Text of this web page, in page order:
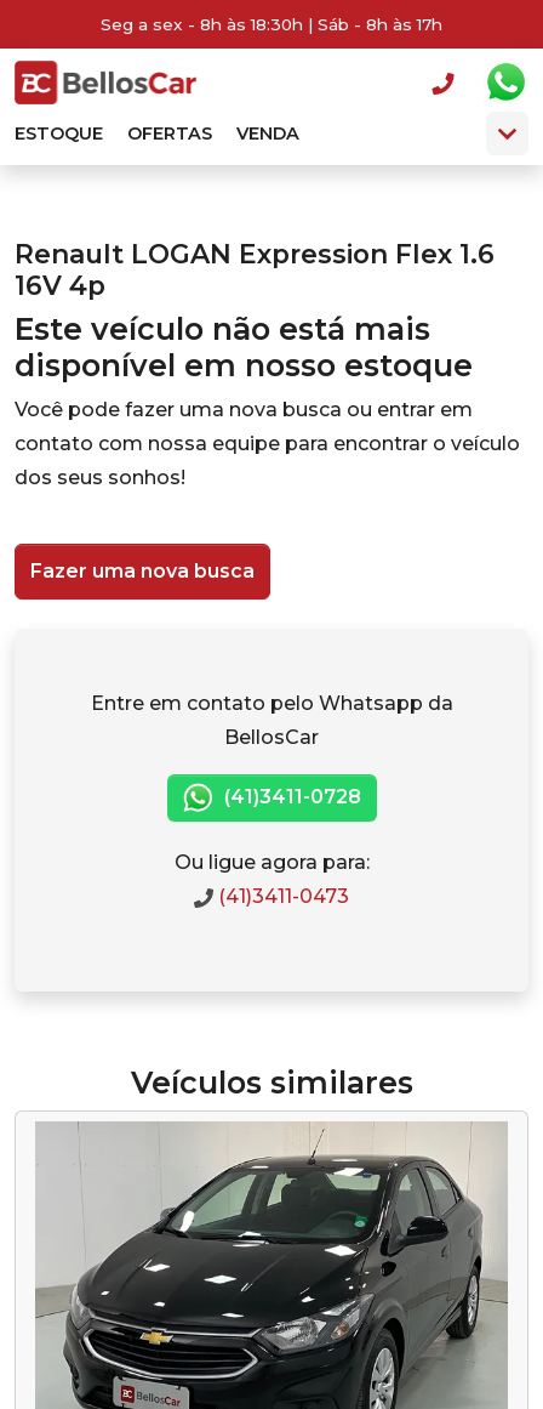
Seg a sex - 8h às 18:30h | Sáb - 8h às 17h
ESTOQUE OFERTAS VENDA
Renault LOGAN Expression Flex 1.6
16V 4p
Este veículo não está mais
disponível em nosso estoque
Você pode fazer uma nova busca ou entrar em
contato com nossa equipe para encontrar o veículo
dos seus sonhos!
Fazer uma nova busca
Entre em contato pelo Whatsapp da
BellosCar
(41)3411-0728
Ou ligue agora para:
(41)3411-0473
Veículos similares